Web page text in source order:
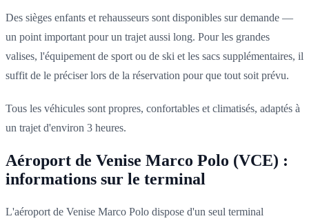
Des sièges enfants et rehausseurs sont disponibles sur demande —
un point important pour un trajet aussi long. Pour les grandes
valises, l'équipement de sport ou de ski et les sacs supplémentaires, il
suffit de le préciser lors de la réservation pour que tout soit prévu.
Tous les véhicules sont propres, confortables et climatisés, adaptés à
un trajet d'environ 3 heures.
Aéroport de Venise Marco Polo (VCE) :
informations sur le terminal
L'aéroport de Venise Marco Polo dispose d'un seul terminal